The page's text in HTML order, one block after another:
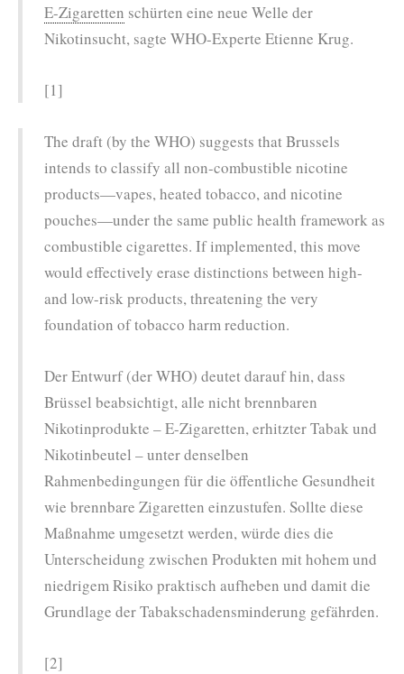
E-Zigaretten schürten eine neue Welle der
Nikotinsucht, sagte WHO-Experte Etienne Krug.
[1]
The draft (by the WHO) suggests that Brussels
intends to classify all non-combustible nicotine
products—vapes, heated tobacco, and nicotine
pouches—under the same public health framework as
combustible cigarettes. If implemented, this move
would effectively erase distinctions between high-
and low-risk products, threatening the very
foundation of tobacco harm reduction.
Der Entwurf (der WHO) deutet darauf hin, dass
Brüssel beabsichtigt, alle nicht brennbaren
Nikotinprodukte – E-Zigaretten, erhitzter Tabak und
Nikotinbeutel – unter denselben
Rahmenbedingungen für die öffentliche Gesundheit
wie brennbare Zigaretten einzustufen. Sollte diese
Maßnahme umgesetzt werden, würde dies die
Unterscheidung zwischen Produkten mit hohem und
niedrigem Risiko praktisch aufheben und damit die
Grundlage der Tabakschadensminderung gefährden.
[2]